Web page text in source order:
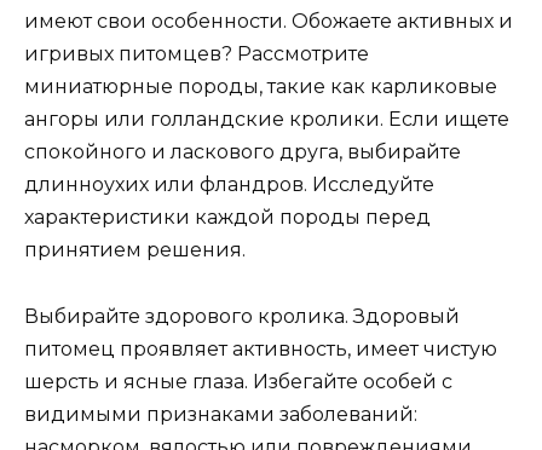
имеют свои особенности. Обожаете активных и
игривых питомцев? Рассмотрите
миниатюрные породы, такие как карликовые
ангоры или голландские кролики. Если ищете
спокойного и ласкового друга, выбирайте
длинноухих или фландров. Исследуйте
характеристики каждой породы перед
принятием решения.
Выбирайте здорового кролика. Здоровый
питомец проявляет активность, имеет чистую
шерсть и ясные глаза. Избегайте особей с
видимыми признаками заболеваний: